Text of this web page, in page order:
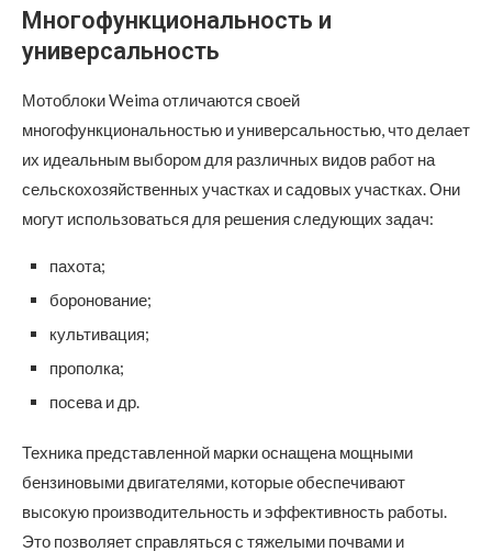
Многофункциональность и
универсальность
Мотоблоки Weima отличаются своей
многофункциональностью и универсальностью, что делает
их идеальным выбором для различных видов работ на
сельскохозяйственных участках и садовых участках. Они
могут использоваться для решения следующих задач:
пахота;
боронование;
культивация;
прополка;
посева и др.
Техника представленной марки оснащена мощными
бензиновыми двигателями, которые обеспечивают
высокую производительность и эффективность работы.
Это позволяет справляться с тяжелыми почвами и